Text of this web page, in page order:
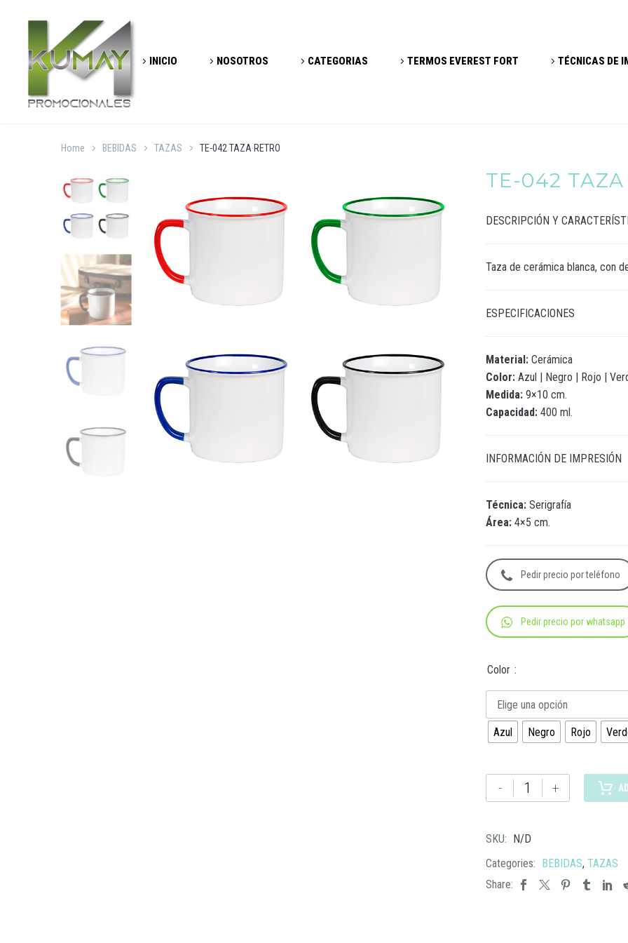
INICIO NOSOTROS CATEGORIAS TERMOS EVEREST FORT TÉCNICAS DE
Home BEBIDAS TAZAS TE-042 TAZA RETRO
TE-042 TAZA
DESCRIPCIÓN Y
Taza de cerámica blanca, con
ESPECIFICACIONES
Material: Cerámica
Color: Azul | Negro | Rojo |
Medida: 9×10 cm.
Capacidad: 400 ml.
INFORMACIÓN DE IMPRESIÓN
Técnica: Serigrafía
Área: 4×5 cm.
Pedir precio por teléfono
Pedir precio por whatsapp
Color
Elige una opción
Azul Negro Rojo
-
042
RETRO
+
SKU: N/D
Categories: BEBIDAS, TAZAS
Share: